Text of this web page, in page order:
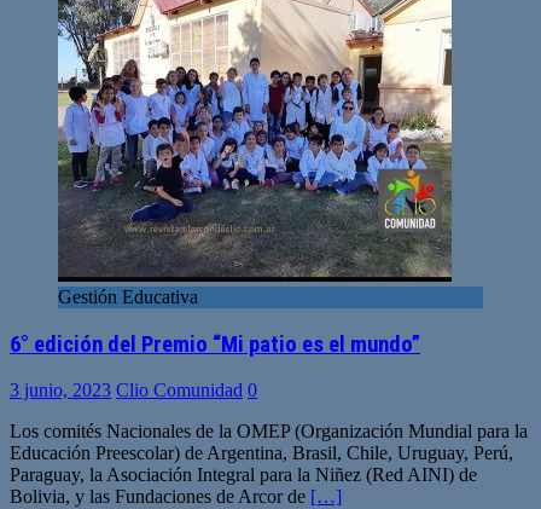
Gestión Educativa
6° edición del Premio “Mi patio es el mundo”
3 junio, 2023 Clio Comunidad 0
Los comités Nacionales de la OMEP (Organización Mundial para la
Educación Preescolar) de Argentina, Brasil, Chile, Uruguay, Perú,
Paraguay, la Asociación Integral para la Niñez (Red AINI) de
Bolivia, y las Fundaciones de Arcor de […]